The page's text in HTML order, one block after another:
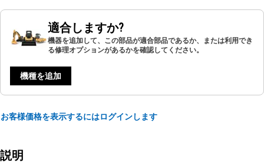
適合しますか?
機器を追加して、この部品が適合部品であるか、または利用でき
る修理オプションがあるかを確認してください。
機種を追加
お客様価格を表示するにはログインします
説明